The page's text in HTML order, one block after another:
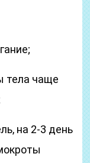
тела чаще
на 2-3 день